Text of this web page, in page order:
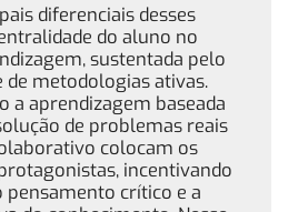
diferenciais desses
do aluno no
sustentada pelo
de metodologias ativas.
a aprendizagem baseada
de problemas reais
colocam os
incentivando
pensamento crítico e a